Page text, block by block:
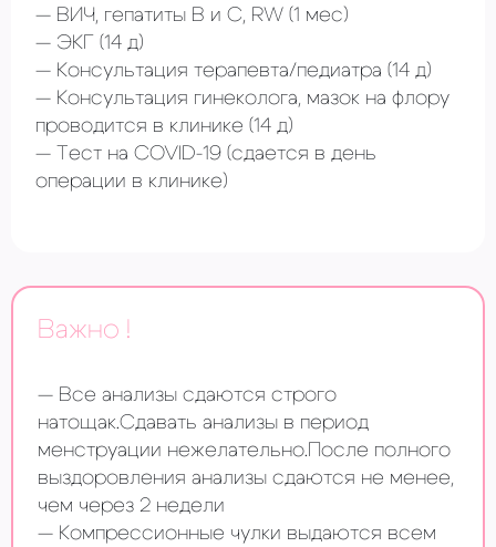
ВИЧ, гепатиты В и С, RW (1 мес)
ЭКГ (14 д)
Консультация терапевта/педиатра (14 д)
Консультация гинеколога, мазок на флору
проводится в клинике (14 д)
Тест на COVID-19 (сдается в день
операции в клинике)
Важно !
Все анализы сдаются строго
натощак.Сдавать анализы в период
менструации нежелательно.После полного
выздоровления анализы сдаются не менее,
чем через 2 недели
Компрессионные чулки выдаются всем